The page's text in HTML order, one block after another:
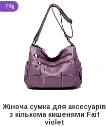
–7%
Жіноча сумка для аксесуарів
з кількома кишенями Fait
violet